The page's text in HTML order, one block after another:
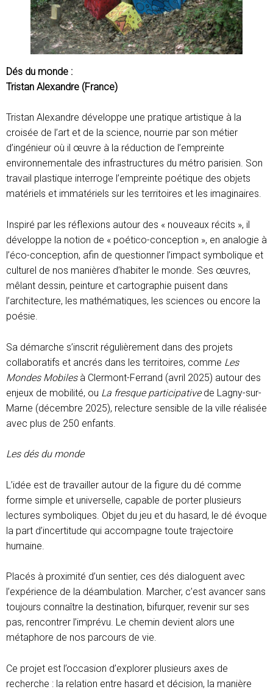
Dés du monde :
Tristan Alexandre (France)
Tristan Alexandre développe une pratique artistique à la
croisée de l’art et de la science, nourrie par son métier
d’ingénieur où il œuvre à la réduction de l’empreinte
environnementale des infrastructures du métro parisien. Son
travail plastique interroge l’empreinte poétique des objets
matériels et immatériels sur les territoires et les imaginaires.
Inspiré par les réflexions autour des « nouveaux récits », il
développe la notion de « poético-conception », en analogie à
l’éco-conception, afin de questionner l’impact symbolique et
culturel de nos manières d’habiter le monde. Ses œuvres,
mêlant dessin, peinture et cartographie puisent dans
l’architecture, les mathématiques, les sciences ou encore la
poésie.
Sa démarche s’inscrit régulièrement dans des projets
collaboratifs et ancrés dans les territoires, comme Les
Mondes Mobilesà Clermont-Ferrand (avril 2025) autour des
enjeux de mobilité, ou La fresque participativede Lagny-sur-
Marne (décembre 2025), relecture sensible de la ville réalisée
avec plus de 250 enfants.
Les dés du monde
L’idée est de travailler autour de la figure du dé comme
forme simple et universelle, capable de porter plusieurs
lectures symboliques. Objet du jeu et du hasard, le dé évoque
la part d’incertitude qui accompagne toute trajectoire
humaine.
Placés à proximité d’un sentier, ces dés dialoguent avec
l’expérience de la déambulation. Marcher, c’est avancer sans
toujours connaître la destination, bifurquer, revenir sur ses
pas, rencontrer l’imprévu. Le chemin devient alors une
métaphore de nos parcours de vie.
Ce projet est l’occasion d’explorer plusieurs axes de
recherche : la relation entre hasard et décision, la manière